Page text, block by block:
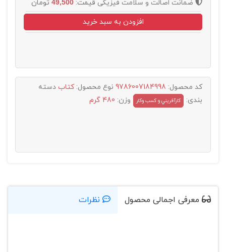
ضمانت اصالت و سلامت فیزیکی قیمت: 49,500 تومان
افزودن به سبد خرید
کد محصول: 9786007184998 نوع محصول:کتاب دسته
بندی:
کارآفريني و کسب وکار وزن: 480 گرم
معرفی اجمالی محصول نظرات